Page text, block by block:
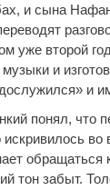
и сына
уже второй
и
и
понял, что
искривилось
обращаться
тон забыт.